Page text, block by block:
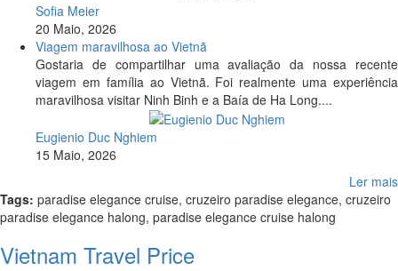
Sofia Meier
20 Maio, 2026
Viagem maravilhosa ao Vietnã
Gostaria de compartilhar uma avaliação da nossa recente
viagem em família ao Vietnã. Foi realmente uma experiência
maravilhosa visitar Ninh Binh e a Baía de Ha Long....
Eugienio Duc Nghiem
15 Maio, 2026
Ler mais
Tags: paradise elegance cruise, cruzeiro paradise elegance, cruzeiro
paradise elegance halong, paradise elegance cruise halong
Vietnam Travel Price